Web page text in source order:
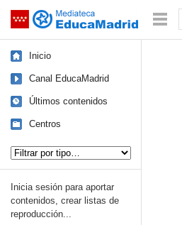
Saltar navegación
Inicio
Canal EducaMadrid
Últimos contenidos
Centros
Inicia sesión para aportar
contenidos, crear listas de
reproducción...